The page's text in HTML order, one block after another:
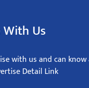
Us
with us and can
Detail Link